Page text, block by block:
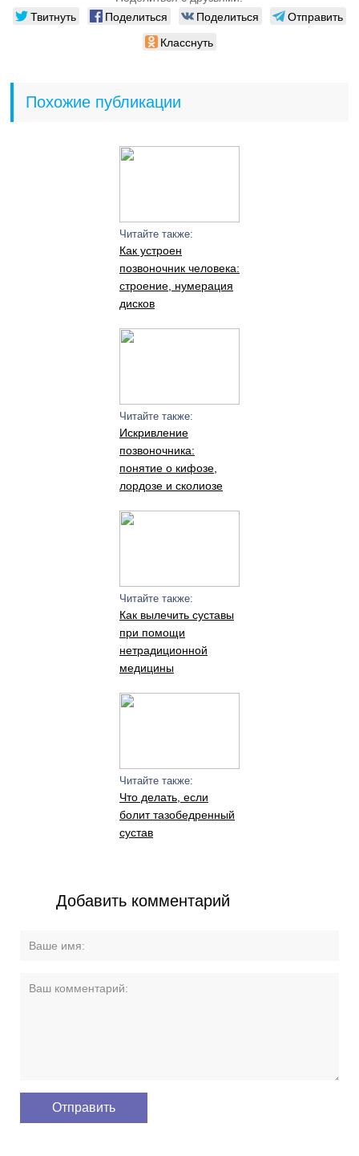
Твитнуть Поделиться Поделиться
Отправить
Класснуть
Похожие публикации
Читайте также:
Как устроен
позвоночник человека:
строение, нумерация
дисков
Читайте также:
Искривление
позвоночника:
понятие о кифозе,
лордозе и сколиозе
Читайте также:
Как вылечить суставы
при помощи
нетрадиционной
медицины
Читайте также:
Что делать, если
болит тазобедренный
сустав
Добавить комментарий